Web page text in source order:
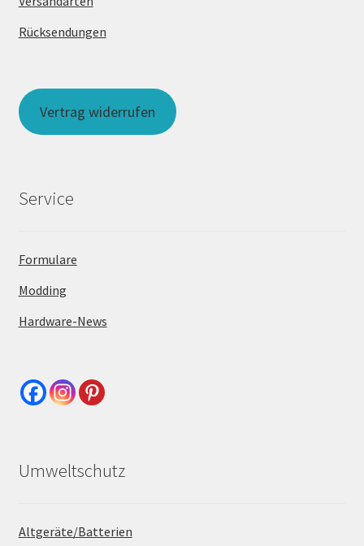
Rücksendungen
Vertrag widerrufen
Service
Formulare
Modding
Hardware-News
Umweltschutz
Altgeräte/Batterien